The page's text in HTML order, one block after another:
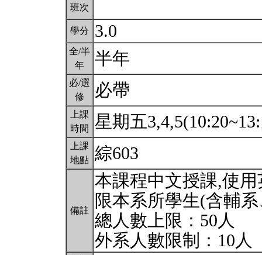
班次
學分 3.0
全/半
年
半年
必/選
修
必帶
上課
時間
星期五
上課
地點 綜603
備註
本課程中文授課,使
限本系所學生(含輔
總人數上限：50人
外系人數限制：10人